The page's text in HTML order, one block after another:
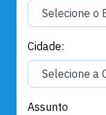
Cidade:
Assunto